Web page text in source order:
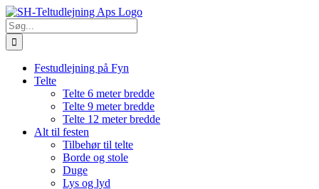
Skip
to
content
Facebook
E-
mail
Søg
efter:
Festudlejning på Fyn
Telte
Telte 6 meter bredde
Telte 9 meter bredde
Telte 12 meter bredde
Alt til festen
Tilbehør til telte
Borde og stole
Duge
Lys og lyd